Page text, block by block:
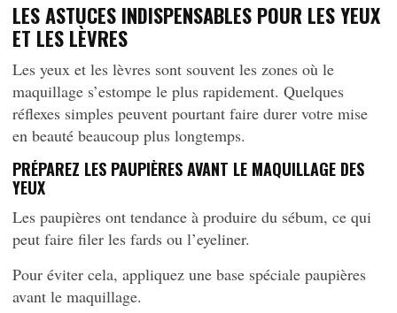
LES ASTUCES INDISPENSABLES POUR LES YEUX
ET LES LÈVRES
Les yeux et les lèvres sont souvent les zones où le
maquillage s’estompe le plus rapidement. Quelques
réflexes simples peuvent pourtant faire durer votre mise
en beauté beaucoup plus longtemps.
PRÉPAREZ LES PAUPIÈRES AVANT LE MAQUILLAGE DES
YEUX
Les paupières ont tendance à produire du sébum, ce qui
peut faire filer les fards ou l’eyeliner.
Pour éviter cela, appliquez une base spéciale paupières
avant le maquillage.